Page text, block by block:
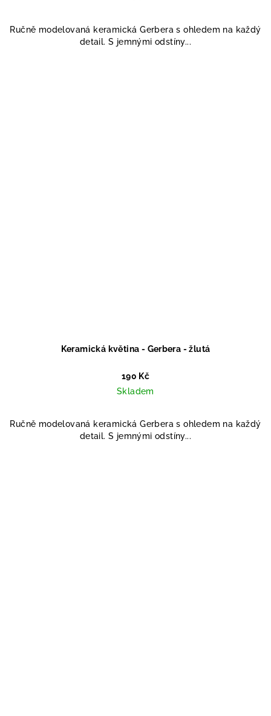
Ručně modelovaná keramická Gerbera s ohledem na každý
detail. S jemnými odstíny...
Keramická květina - Gerbera - žlutá
190 Kč
Skladem
Ručně modelovaná keramická Gerbera s ohledem na každý
detail. S jemnými odstíny...